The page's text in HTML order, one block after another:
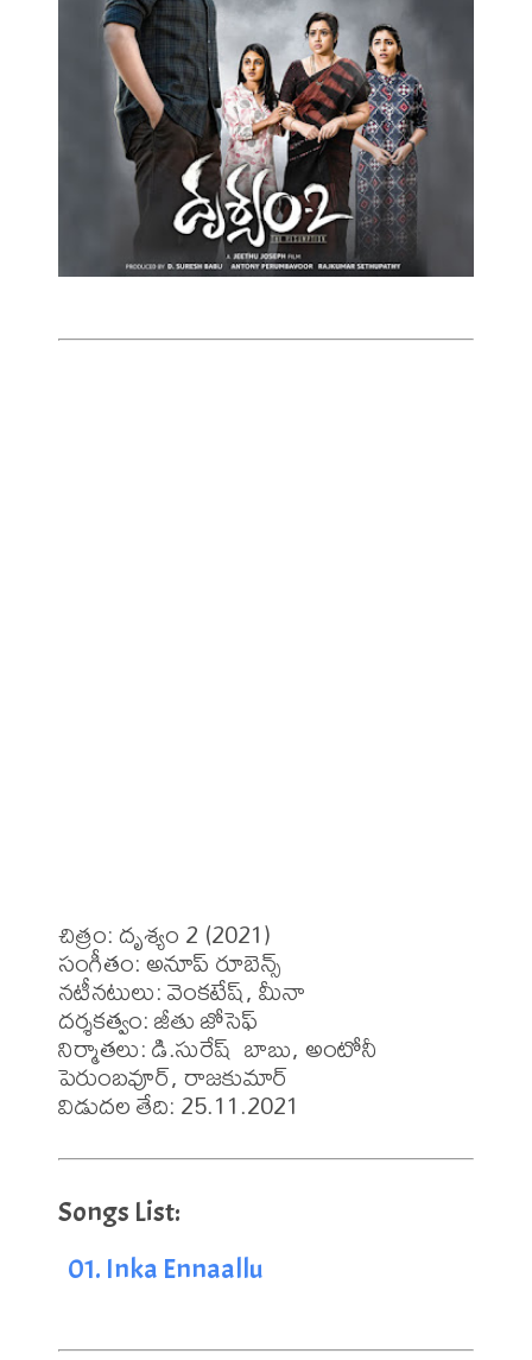
చిత్రం: దృశ్యం 2 (2021)
సంగీతం: అనూప్ రూబెన్స్
నటీనటులు: వెంకటేష్, మీనా
దర్శకత్వం: జీతు జోసెఫ్
నిర్మాతలు: డి.సురేష్  బాబు, అంటోనీ
పెరుంబవూర్, రాజకుమార్
విడుదల తేది: 25.11.2021
01. Inka Ennaallu